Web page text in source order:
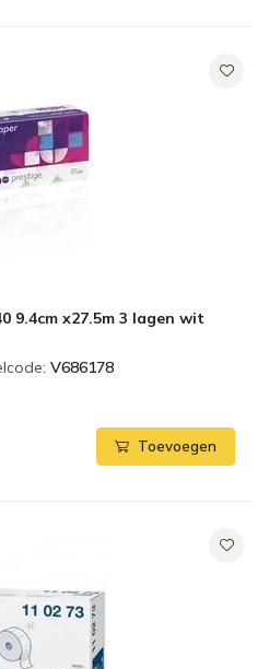
9.4cm x27.5m 3 lagen wit
V686178
Toevoegen